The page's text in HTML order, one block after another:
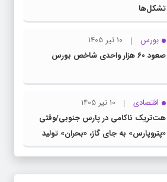
تشکل‌ها
بورس
10 تیر 1405
صعود ۶۰ هزار واحدی شاخص بورس
اقتصادی
10 تیر 1405
هت‌تریک ناکامی در پارس جنوبی/وقتی
«پتروپارس» به جای گاز، «بحران» تولید
می‌کند